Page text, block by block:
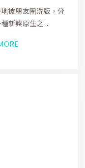
被朋友圈洗版，分
新興原生之...